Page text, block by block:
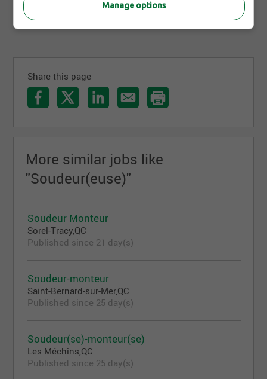
Share this page
More similar jobs like
"Soudeur(euse)"
Soudeur Monteur
Sorel-Tracy,QC
Published since 21 day(s)
Soudeur-monteur
Saint-Bernard-sur-Mer,QC
Published since 25 day(s)
Soudeur(se)-monteur(se)
Les Méchins,QC
Published since 25 day(s)
Manage options